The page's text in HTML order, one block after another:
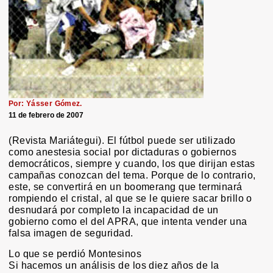
Por: Yásser Gómez.
11 de febrero de 2007
(Revista Mariátegui). El fútbol puede ser utilizado
como anestesia social por dictaduras o gobiernos
democráticos, siempre y cuando, los que dirijan estas
campañas conozcan del tema. Porque de lo contrario,
este, se convertirá en un boomerang que terminará
rompiendo el cristal, al que se le quiere sacar brillo o
desnudará por completo la incapacidad de un
gobierno como el del APRA, que intenta vender una
falsa imagen de seguridad.
Lo que se perdió Montesinos
Si hacemos un análisis de los diez años de la